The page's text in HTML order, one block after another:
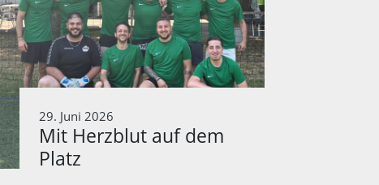
29. Juni 2026
Mit Herzblut auf dem
Platz